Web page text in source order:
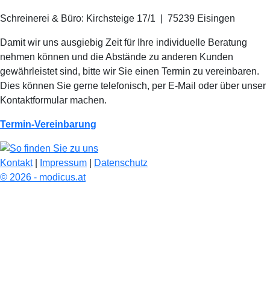
Schreinerei & Büro: Kirchsteige 17/1 75239 Eisingen
Damit wir uns ausgiebig Zeit für Ihre individuelle Beratung
nehmen können und die Abstände zu anderen Kunden
gewährleistet sind, bitte wir Sie einen Termin zu vereinbaren.
Dies können Sie gerne telefonisch, per E-Mail oder über unser
Kontaktformular machen.
Termin-Vereinbarung
Kontakt| Impressum
Datenschutz
© 2026 - modicus.at